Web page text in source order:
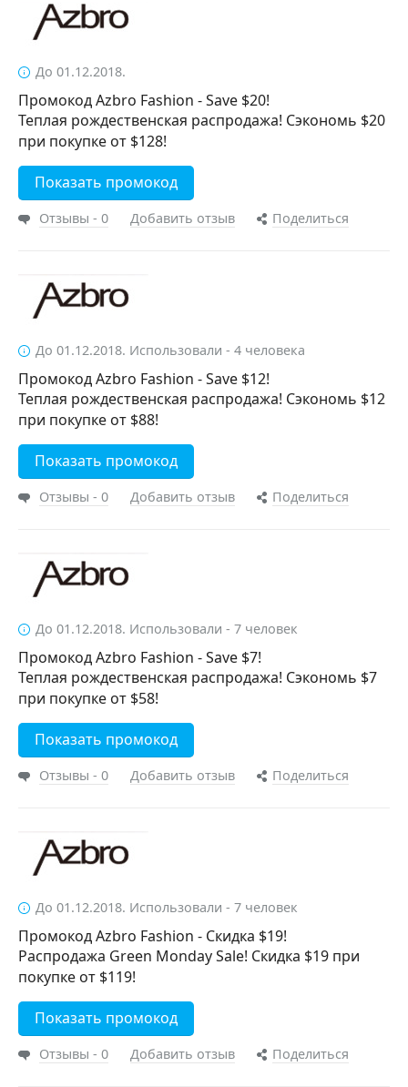
До 01.12.2018.
Промокод Azbro Fashion - Save $20!
Теплая рождественская распродажа! Сэкономь $20
при покупке от $128!
Показать промокод
Отзывы - 0 Добавить отзыв Поделиться
До 01.12.2018. Использовали - 4 человека
Промокод Azbro Fashion - Save $12!
Теплая рождественская распродажа! Сэкономь $12
при покупке от $88!
Показать промокод
Отзывы - 0 Добавить отзыв Поделиться
До 01.12.2018. Использовали - 7 человек
Промокод Azbro Fashion - Save $7!
Теплая рождественская распродажа! Сэкономь $7
при покупке от $58!
Показать промокод
Отзывы - 0 Добавить отзыв Поделиться
До 01.12.2018. Использовали - 7 человек
Промокод Azbro Fashion - Скидка $19!
Распродажа Green Monday Sale! Скидка $19 при
покупке от $119!
Показать промокод
Отзывы - 0 Добавить отзыв Поделиться